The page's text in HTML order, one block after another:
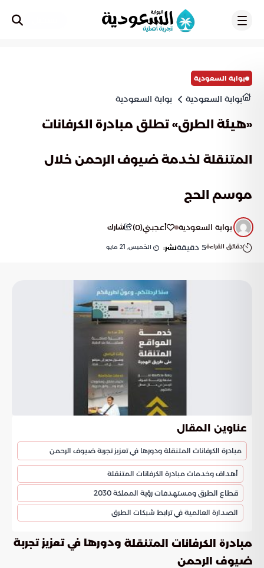
بوابة السعودية
بوابة السعودية بوابة السعودية
«هيئة الطرق» تطلق مبادرة الكرفانات
المتنقلة لخدمة ضيوف الرحمن خلال
موسم الحج
بوابة السعودية أعجبني(
0
) شارك
دقائق القراءة5 دقيقةنشر: الخميس, 21 مايو
عناوين المقال
مبادرة الكرفانات المتنقلة ودورها في تعزيز تجربة ضيوف الرحمن
أهداف وخدمات مبادرة الكرفانات المتنقلة
قطاع الطرق ومستهدفات رؤية المملكة 2030
الصدارة العالمية في ترابط شبكات الطرق
مبادرة الكرفانات المتنقلة ودورها في تعزيز تجربة
ضيوف الرحمن